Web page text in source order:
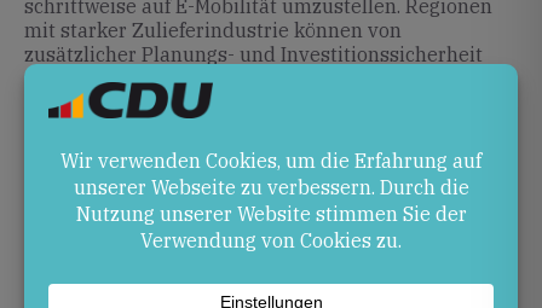
schrittweise auf E-Mobilität umzustellen. Regionen
mit starker Zulieferindustrie können von
zusätzlicher Planungs- und Investitionssicherheit
profitieren. Risiken: Eine verzögerte Reduktion von
CO₂-Emissionen könnte die deutschen Klimaziele
verlangsamen. Innerhalb der Koalition besteht die
Gefahr politischer Spannungen, wenn Kompromisse
von SPD und CSU nicht überzeugen.
Ausblick